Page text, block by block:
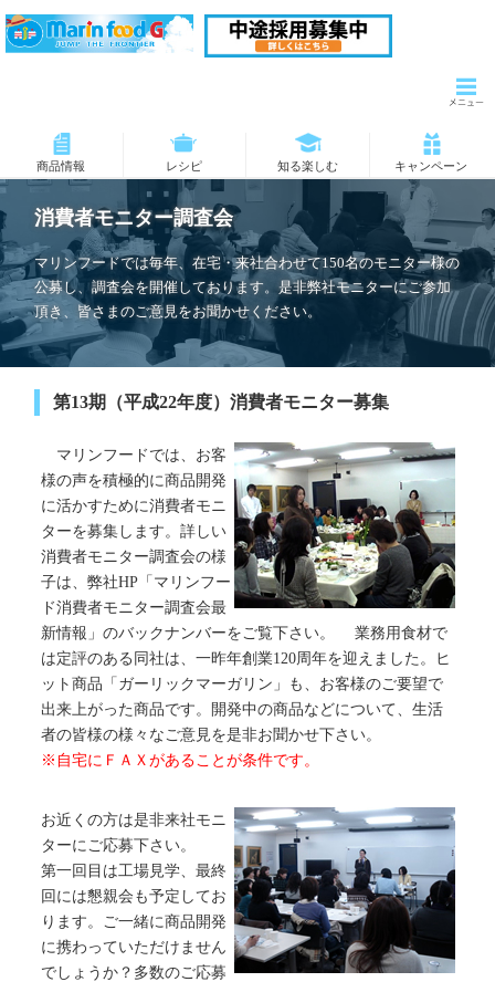
商品情報 レシピ 知る楽しむ キャンペーン
消費者モニター調査会
マリンフードでは毎年、在宅・来社合わせて150名のモニター様の
公募し、調査会を開催しております。是非弊社モニターにご参加
頂き、皆さまのご意見をお聞かせください。
第13期（平成22年度）消費者モニター募集
マリンフードでは、お客
様の声を積極的に商品開発
に活かすために消費者モニ
ターを募集します。詳しい
消費者モニター調査会の様
子は、弊社HP「マリンフー
ド消費者モニター調査会最
新情報」のバックナンバーをご覧下さい。 業務用食材で
は定評のある同社は、一昨年創業120周年を迎えました。ヒ
ット商品「ガーリックマーガリン」も、お客様のご要望で
出来上がった商品です。開発中の商品などについて、生活
者の皆様の様々なご意見を是非お聞かせ下さい。
※自宅にＦＡＸがあることが条件です。
お近くの方は是非来社モニ
ターにご応募下さい。
第一回目は工場見学、最終
回には懇親会も予定してお
ります。ご一緒に商品開発
に携わっていただけません
でしょうか？多数のご応募